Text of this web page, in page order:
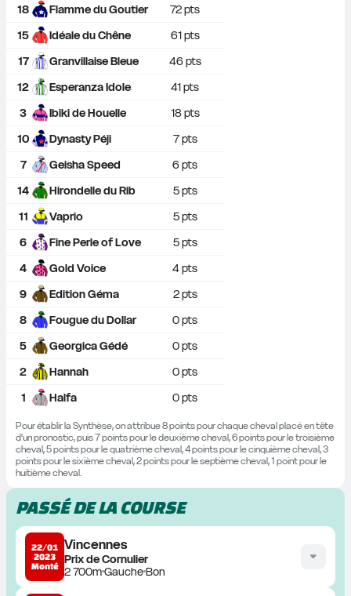
18
Flamme du Goutier 72 pts
15
Idéale du Chêne 61 pts
17
Granvillaise Bleue 46 pts
12
Esperanza Idole 41 pts
3
Ibiki de Houelle 18 pts
10
Dynasty Péji 7 pts
7
Geisha Speed 6 pts
14
Hirondelle du Rib 5 pts
11
Vaprio 5 pts
6
Fine Perle of Love 5 pts
4
Gold Voice 4 pts
9
Edition Géma 2 pts
8
Fougue du Dollar 0 pts
5
Georgica Gédé 0 pts
2
Hannah 0 pts
1
Halfa 0 pts
Pour établir la Synthèse, on attribue 8 points pour chaque cheval placé en tête
d'un pronostic, puis 7 points pour le deuxième cheval, 6 points pour le troisième
cheval, 5 points pour le quatrième cheval, 4 points pour le cinquième cheval, 3
points pour le sixième cheval, 2 points pour le septième cheval, 1 point pour le
huitième cheval.
PASSÉ DE LA COURSE
22/01
2023
Monté
Vincennes
Prix de Cornulier
2 700mGaucheBon